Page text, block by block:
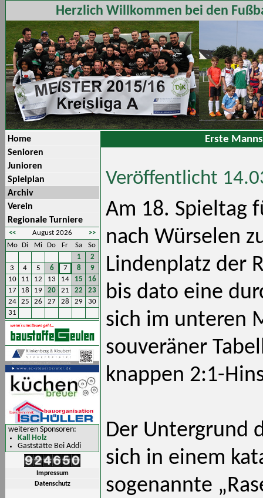
Herzlich Willkommen bei den
Home
Senioren
Junioren
Spielplan
Archiv
Verein
Regionale Turniere
<< >>
August 2026
Mo Di Mi Do Fr Sa
So
1
2
3
4 5 6 7 8
9
10
11 12 13 14 15
16
17
18 19 20 21 22
23
24
25 26 27 28 29
30
31
weiteren Sponsoren:
Kall Holz
Gaststätte Bei Addi
Impressum
Datenschutz
Erste
Veröffentlicht
Am 18. Spieltag
nach Würselen
Lindenplatz der
bis dato eine
sich im unteren
souveräner
knappen 2:1-
Der Untergrund
sich in einem
sogenannte